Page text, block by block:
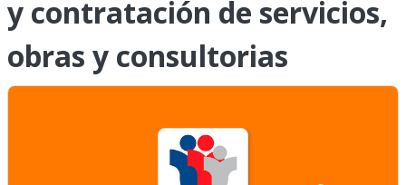
y contratación de servicios,
obras y consultorias